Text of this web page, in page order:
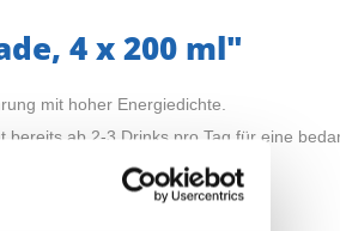
4 x 200 ml"
mit hoher Energiedichte.
ab 2-3 Drinks pro Tag für eine